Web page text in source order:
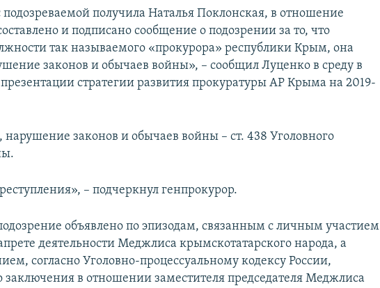
подозреваемой получила Наталья Поклонская, в отношение
и подписано сообщение о подозрении за то, что
так называемого «прокурора» республики Крым, она
законов и обычаев войны», – сообщил Луценко в среду в
стратегии развития прокуратуры АР Крыма на 2019-
нарушение законов и обычаев войны – ст. 438 Уголовного
– подчеркнул генпрокурор.
объявлено по эпизодам, связанным с личным участием
деятельности Меджлиса крымскотатарского народа, а
согласно Уголовно-процессуальному кодексу России,
заключения в отношении заместителя председателя Меджлиса